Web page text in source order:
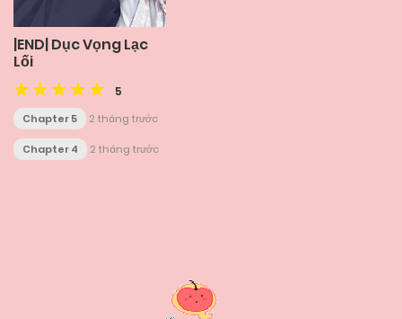
|END| Dục Vọng Lạc
Lối
5
Chapter 5 2 tháng trước
Chapter 4 2 tháng trước